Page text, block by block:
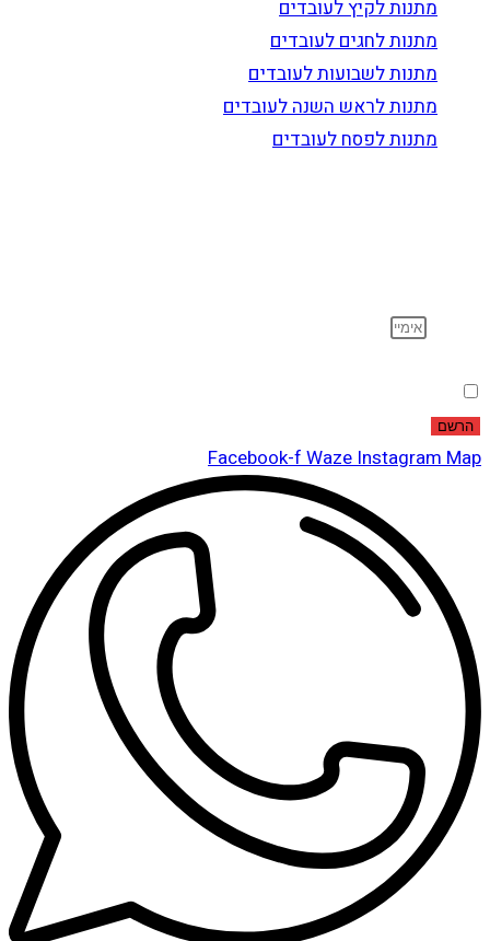
מתנות לקיץ לעובדים
מתנות לחגים לעובדים
מתנות לשבועות לעובדים
מתנות לראש השנה לעובדים
מתנות לפסח לעובדים
הרשם
Facebook-fWazeInstagramMap